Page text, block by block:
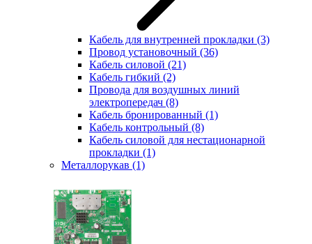
Кабель для внутренней прокладки (3)
Провод установочный (36)
Кабель силовой (21)
Кабель гибкий (2)
Провода для воздушных линий
электропередач (8)
Кабель бронированный (1)
Кабель контрольный (8)
Кабель силовой для нестационарной
прокладки (1)
Металлорукав (1)